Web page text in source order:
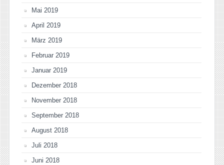
Mai 2019
April 2019
März 2019
Februar 2019
Januar 2019
Dezember 2018
November 2018
September 2018
August 2018
Juli 2018
Juni 2018